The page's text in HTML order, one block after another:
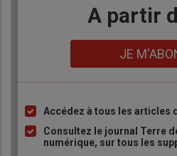
A partir
JE
Liste
à
puce
Accédez à tous les articles
Consultez le journal Terre
numérique, sur tous les